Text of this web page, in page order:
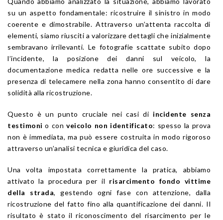
su un aspetto fondamentale: ricostruire il sinistro in modo
coerente e dimostrabile. Attraverso un’attenta raccolta di
elementi, siamo riusciti a valorizzare dettagli che inizialmente
sembravano irrilevanti. Le fotografie scattate subito dopo
l’incidente, la posizione dei danni sul veicolo, la
documentazione medica redatta nelle ore successive e la
presenza di telecamere nella zona hanno consentito di dare
solidità alla ricostruzione.
Questo è un punto cruciale nei casi di incidente senza
testimoni o conveicolo non identificato: spesso la prova
non è immediata, ma può essere costruita in modo rigoroso
attraverso un’analisi tecnica e giuridica del caso.
Una volta impostata correttamente la pratica, abbiamo
attivato la procedura per il risarcimento fondo vittime
della strada, gestendo ogni fase con attenzione, dalla
ricostruzione del fatto fino alla quantificazione dei danni. Il
risultato è stato il riconoscimento del risarcimento per le